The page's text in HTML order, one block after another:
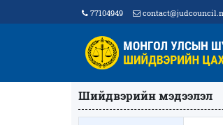
77104949
Шийдвэрийн мэдээлэл